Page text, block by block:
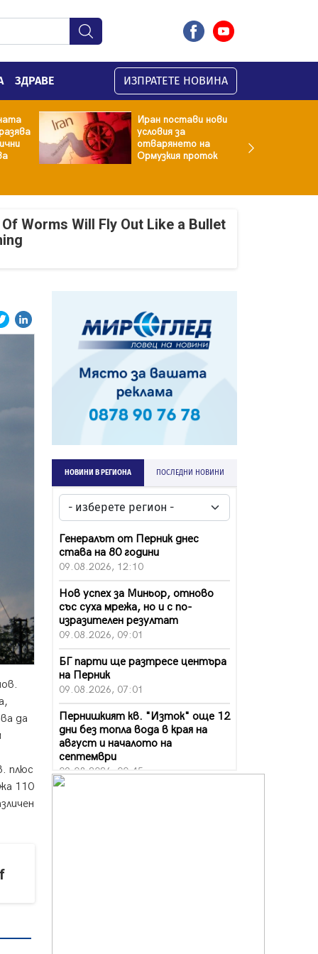
ЗДРАВЕ ИЗПРАТЕТЕ НОВИНА
Иран постави нови
условия за
отварянето на
Ормузкия проток
Worms Will Fly Out Like a Bullet
да
плюс
110
НОВИНИ В РЕГИОНА ПОСЛЕДНИ НОВИНИ
Генералът от Перник днес
става на 80 години
09.08.2026, 12:10
Нов успех за Миньор, отново
със суха мрежа, но и с по-
изразителен резултат
09.08.2026, 09:01
БГ парти ще разтресе центъра
на Перник
09.08.2026, 07:01
Пернишкият кв. "Изток" още 12
дни без топла вода в края на
август и началото на
септември
09.08.2026, 00:45